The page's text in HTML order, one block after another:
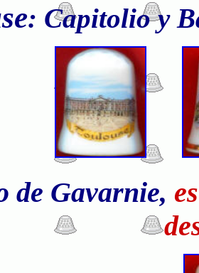
: Capitolio y
de Gavarnie,